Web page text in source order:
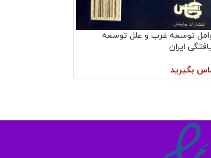
توسعه غرب و علل توسعه
ایران
بگیرید